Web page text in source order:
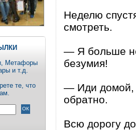
Метафоры
и т.д.
те, что
Неделю
смотреть.
— Я больше
безумия!
— Иди домой,
обратно.
Всю дорогу